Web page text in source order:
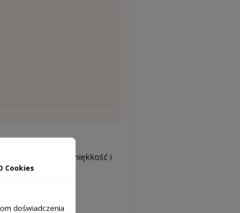
nadając im miękkość i
Cookies
doświadczenia